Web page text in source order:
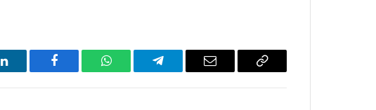
LinkedIn Facebook WhatsAppTelegram Email
Copy